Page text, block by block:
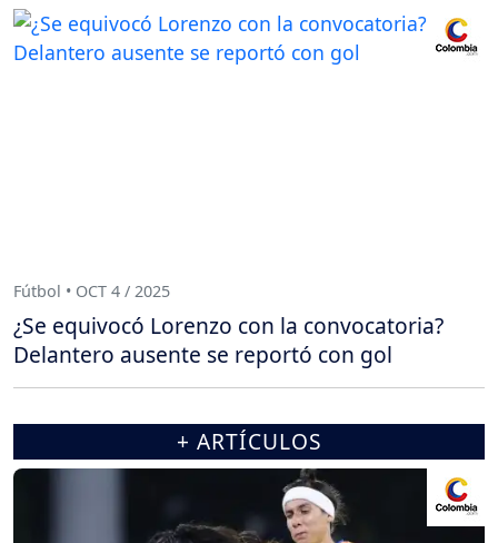
Fútbol • OCT 4 / 2025
¿Se equivocó Lorenzo con la convocatoria?
Delantero ausente se reportó con gol
+ ARTÍCULOS